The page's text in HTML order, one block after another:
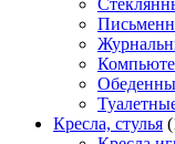
Кресла, стулья